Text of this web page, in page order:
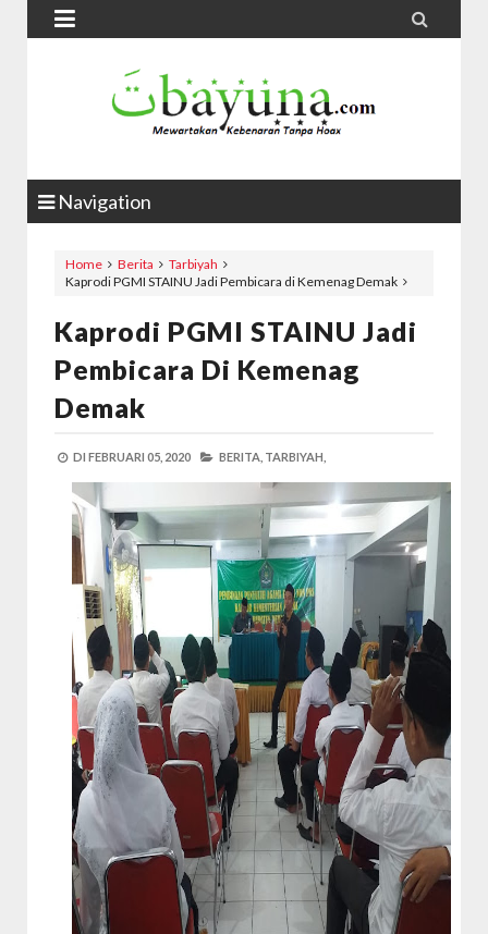
 
Navigation
Home Berita
Tarbiyah
Kaprodi PGMI STAINU Jadi Pembicara di Kemenag Demak
Kaprodi PGMI STAINU Jadi
Pembicara Di Kemenag
Demak
DI FEBRUARI 05, 2020 BERITA, TARBIYAH,